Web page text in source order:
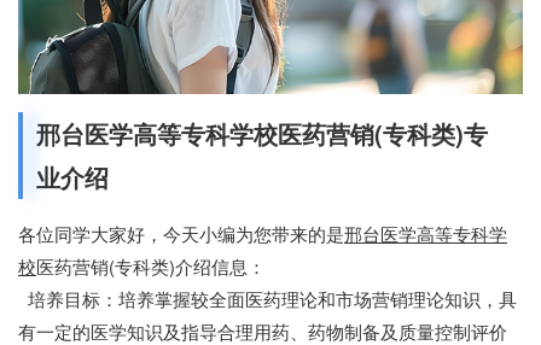
邢台医学高等专科学校医药营销(专科类)专
业介绍
各位同学大家好，今天小编为您带来的是邢台医学高等专科学
校医药营销(专科类)介绍信息：
培养目标：培养掌握较全面医药理论和市场营销理论知识，具
有一定的医学知识及指导合理用药、药物制备及质量控制评价